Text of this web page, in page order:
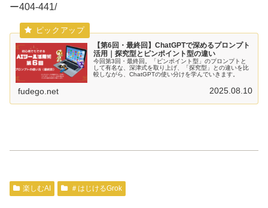
ー404-441/
【第6回・最終回】ChatGPTで深めるプロンプト
活用｜探究型とピンポイント型の違い
今回第3回・最終回。「ピンポイント型」のプロンプトと
して有名な、深津式を取り上げ、「探究型」との違いを比
較しながら、ChatGPTの使い分けを学んでいきます。
fudego.net 2025.08.10
楽しむAI ＃はじけるGrok